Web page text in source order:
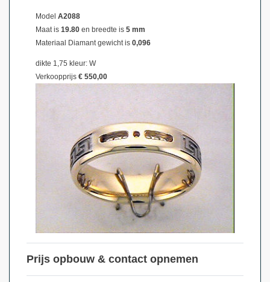
Model A2088
Maat is 19.80 en breedte is 5 mm
Materiaal Diamant gewicht is 0,096
dikte 1,75 kleur: W
Verkoopprijs € 550,00
Prijs opbouw & contact opnemen